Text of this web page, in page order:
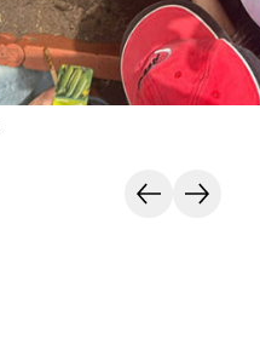
VorherigeNächste